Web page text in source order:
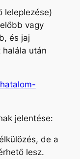
leleplezése)
vagy
és jaj
után
jelentése:
de a
lesz.